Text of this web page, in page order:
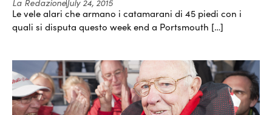
Le vele alari che armano i catamarani di 45 piedi con i
quali si disputa questo week end a Portsmouth […]